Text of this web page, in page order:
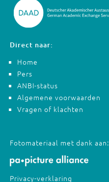
Direct naar:
Home
Pers
ANBI-status
Algemene voorwaarden
Vragen of klachten
Fotomateriaal met dank aan:
Privacy-verklaring